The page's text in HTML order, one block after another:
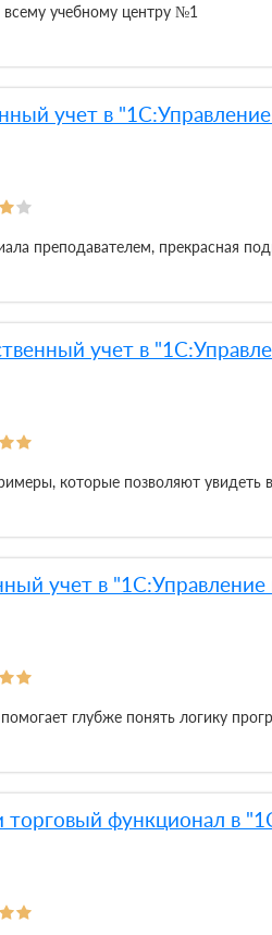
учебному центру №1
учет в
преподавателем, прекрасная
учет в
которые позволяют увидеть
учет в
глубже понять логику
торговый функционал в